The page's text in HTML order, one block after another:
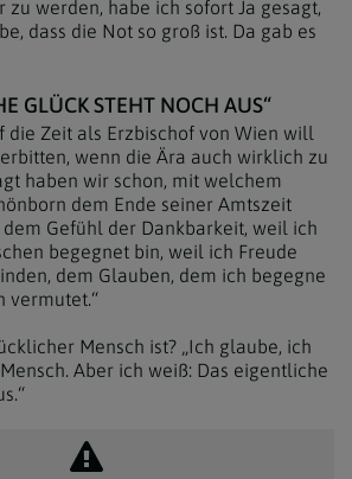
zu werden, habe ich sofort Ja gesagt,
dass die Not so groß ist. Da gab es
GLÜCK STEHT NOCH AUS“
die Zeit als Erzbischof von Wien will
wenn die Ära auch wirklich zu
haben wir schon, mit welchem
dem Ende seiner Amtszeit
Gefühl der Dankbarkeit, weil ich
begegnet bin, weil ich Freude
dem Glauben, dem ich begegne
vermutet.“
Mensch ist? „Ich glaube, ich
Aber ich weiß: Das eigentliche